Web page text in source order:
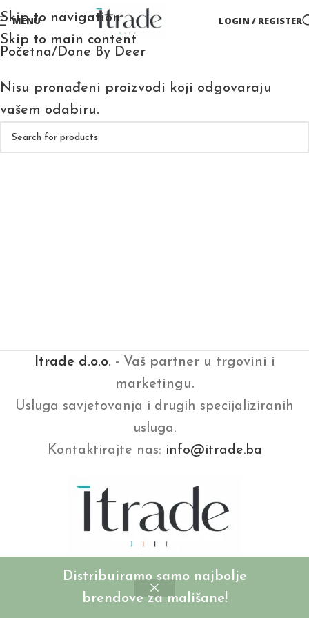
Distribuiramo samo najbolje
brendove za mališane!
Skip to navigation
Skip to main content
MENU LOGIN / REGISTER
Početna Done By Deer
Nisu pronađeni proizvodi koji odgovaraju
vašem odabiru.
Itrade d.o.o.- Vaš partner u trgovini i
marketingu.
Usluga savjetovanja i drugih specijaliziranih
usluga.
Kontaktirajte nas: info@itrade.ba